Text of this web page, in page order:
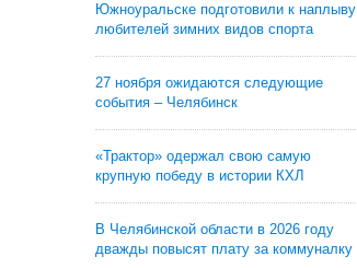
Южноуральске подготовили к наплыву
любителей зимних видов спорта
27 ноября ожидаются следующие
события – Челябинск
«Трактор» одержал свою самую
крупную победу в истории КХЛ
В Челябинской области в 2026 году
дважды повысят плату за коммуналку